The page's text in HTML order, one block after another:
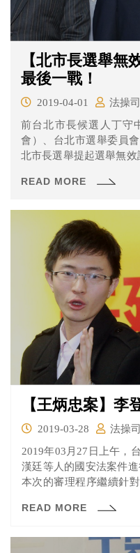
【北市長選舉無
最後一戰！
2019-04-01
法操
前台北市長候選人丁守
會）、台北市選舉委員
北市長選舉提起選舉無效
起來看看發生了什麼事吧！
READ MORE
【王炳忠案】李
2019-03-28
法操
2019年03月27日上午，
漢廷等人的國安法案件進行審理。 繼續未
本次的審理程序繼續針
READ MORE